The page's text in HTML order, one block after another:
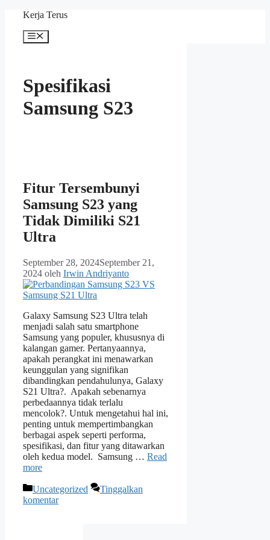
Langsung
Kerja Terus
Menu
Spesifikasi
Samsung S23
Fitur Tersembunyi
Samsung S23 yang
Tidak Dimiliki S21
Ultra
September 28, 2024September 21,
2024 oleh Irwin Andriyanto
Galaxy Samsung S23 Ultra telah
menjadi salah satu smartphone
Samsung yang populer, khususnya di
kalangan gamer. Pertanyaannya,
apakah perangkat ini menawarkan
keunggulan yang signifikan
dibandingkan pendahulunya, Galaxy
S21 Ultra?. Apakah sebenarnya
perbedaannya tidak terlalu
mencolok?. Untuk mengetahui hal ini,
penting untuk mempertimbangkan
berbagai aspek seperti performa,
spesifikasi, dan fitur yang ditawarkan
oleh kedua model. Samsung … Read
more
Kategori
Uncategorized
Tinggalkan
komentar